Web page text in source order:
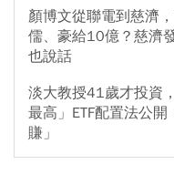
顏博文從聯電到慈濟
儒、豪給10億？慈濟
也說話
淡大教授41歲才投資
最高」ETF配置法公
賺」